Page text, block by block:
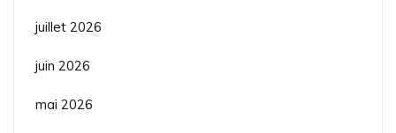
juillet 2026
juin 2026
mai 2026